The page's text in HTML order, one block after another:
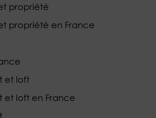
propriété
propriété en France
et loft
et loft en France